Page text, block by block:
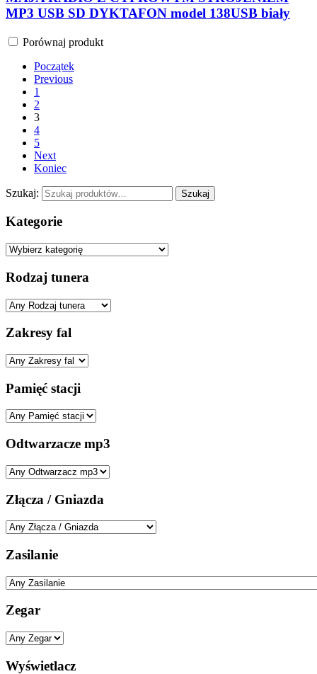
MP3 USB SD DYKTAFON model 138USB biały
Porównaj produkt
Początek
Previous
1
2
3
4
5
Next
Koniec
Szukaj: Szukaj
Kategorie
Rodzaj tunera
Zakresy fal
Pamięć stacji
Odtwarzacze mp3
Złącza / Gniazda
Zasilanie
Zegar
Wyświetlacz